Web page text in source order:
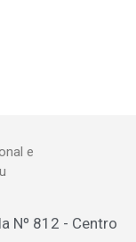
e
Nº 812 - Centro